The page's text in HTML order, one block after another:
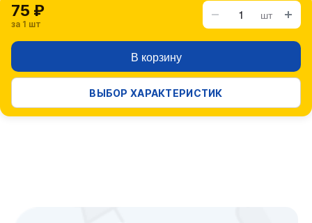
75 ₽
за 1 шт
шт
В корзину
ВЫБОР ХАРАКТЕРИСТИК